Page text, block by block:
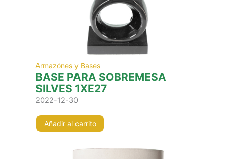
Armazónes y Bases
BASE PARA SOBREMESA
SILVES 1XE27
2022-12-30
Añadir al carrito